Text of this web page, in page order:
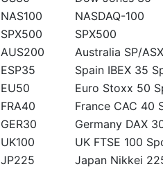
NAS100
NASDAQ-100
SPX500
SPX500
AUS200
Australia SP/
ESP35
Spain IBEX 35
EU50
Euro Stoxx 50
FRA40
France CAC 40
GER30
Germany DAX
UK100
UK FTSE 100
JP225
Japan Nikkei